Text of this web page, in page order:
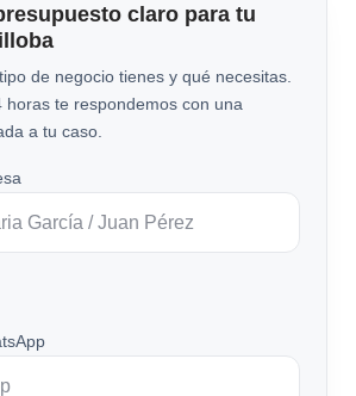
claro para tu
de negocio tienes y qué necesitas.
horas te respondemos con una
a tu caso.